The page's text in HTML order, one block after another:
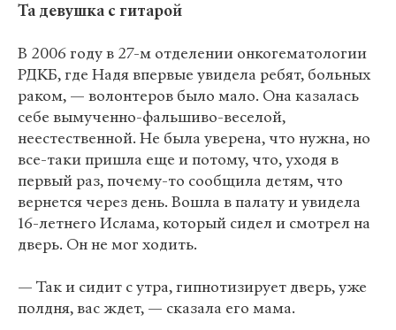
Та девушка с гитарой
В 2006 году в 27-м отделении онкогематологии
РДКБ, где Надя впервые увидела ребят, больных
раком, — волонтеров было мало. Она казалась
себе вымученно-фальшиво-веселой,
неестественной. Не была уверена, что нужна, но
все-таки пришла еще и потому, что, уходя в
первый раз, почему-то сообщила детям, что
вернется через день. Вошла в палату и увидела
16-летнего Ислама, который сидел и смотрел на
дверь. Он не мог ходить.
— Так и сидит с утра, гипнотизирует дверь, уже
полдня, вас ждет, — сказала его мама.